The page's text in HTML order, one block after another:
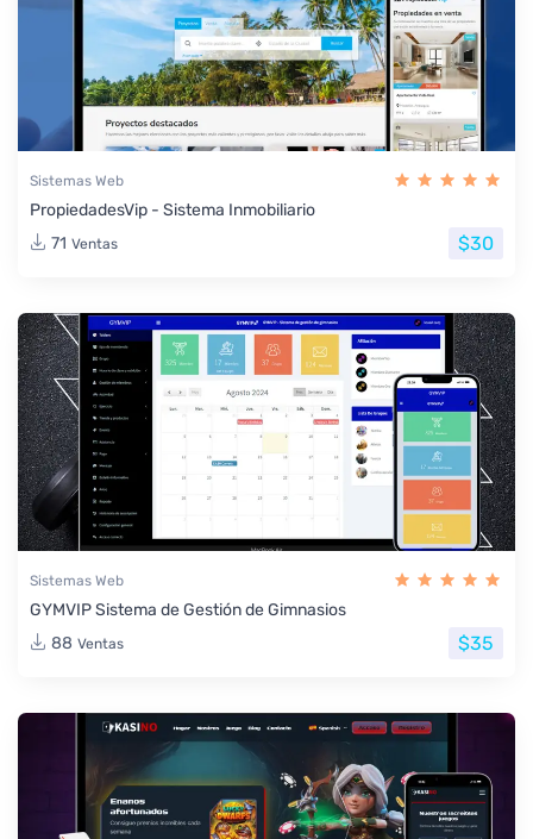
Sistemas Web
PropiedadesVip - Sistema Inmobiliario
71 Ventas $30
Sistemas Web
GYMVIP Sistema de Gestión de Gimnasios
88 Ventas $35